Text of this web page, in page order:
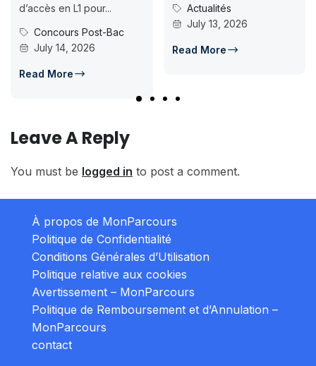
d’accès en L1 pour...
Concours Post-Bac
July 14, 2026
Read More
Actualités
July 13, 2026
Read More
Leave A Reply
You must be logged in to post a comment.
À propos de MonParcours
Politique de Confidentialité
Conditions Générales d’Utilisation
Politique relative aux cookies
Avertissement – MonParcours
Politique de Remboursement et d’Annulation –
MonParcours
contact